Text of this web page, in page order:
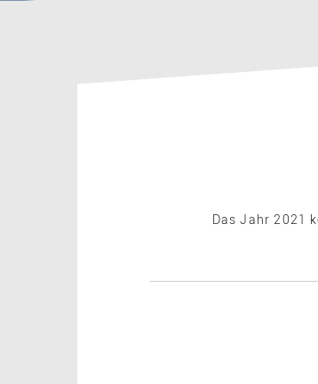
Das Jahr 2021